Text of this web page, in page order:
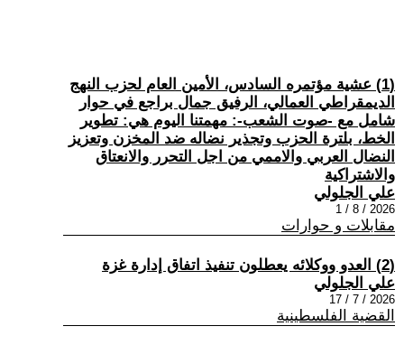
(1) عشية مؤتمره السادس، الأمين العام لحزب النهج
الديمقراطي العمالي، الرفيق جمال براجع في حوار
شامل مع -صوت الشعب-: مهمتنا اليوم هي: تطوير
الخط، بلترة الحزب وتجذير نضاله ضد المخزن وتعزيز
النضال العربي والاممي من اجل التحرر والانعتاق
والاشتراكية
علي الجلولي
2026 / 8 / 1
مقابلات و حوارات
(2) العدو ووكلائه يعطلون تنفيذ اتفاق إدارة غزة
علي الجلولي
2026 / 7 / 17
القضية الفلسطينية